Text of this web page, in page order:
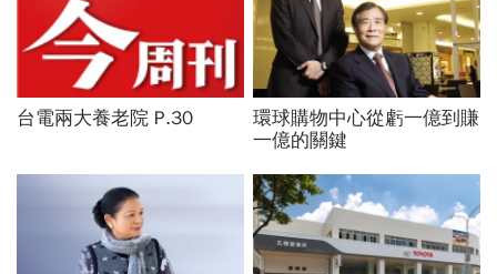
台電兩大養老院 P.30
環球購物中心從虧一億到賺
一億的關鍵